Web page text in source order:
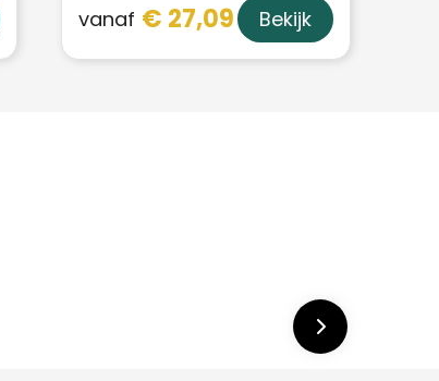
vanaf € 27,09 Bekijk